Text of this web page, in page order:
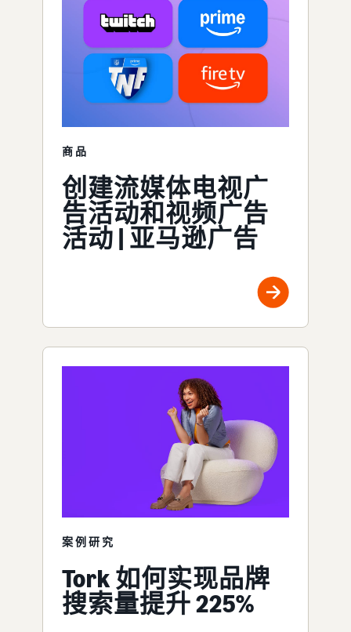
商品
创建流媒体电视广
告活动和视频广告
活动 | 亚马逊广告
案例研究
Tork 如何实现品牌
搜索量提升 225%